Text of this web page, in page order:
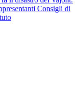
Consigli di